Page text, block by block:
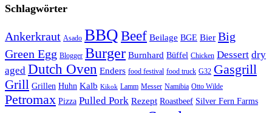
Schlagwörter
Ankerkraut Asado BBQBeef Beilage BGE Bier Big
Green Egg Blogger Burger Burnhard Büffel Chicken Dessert dry
aged Dutch Oven Enders food festival food truck G32 Gasgrill
Grill Grillen Huhn Kalb Kikok Lamm Messer Namibia Otto Wilde
Petromax Pizza Pulled Pork Rezept Roastbeef Silver Fern Farms